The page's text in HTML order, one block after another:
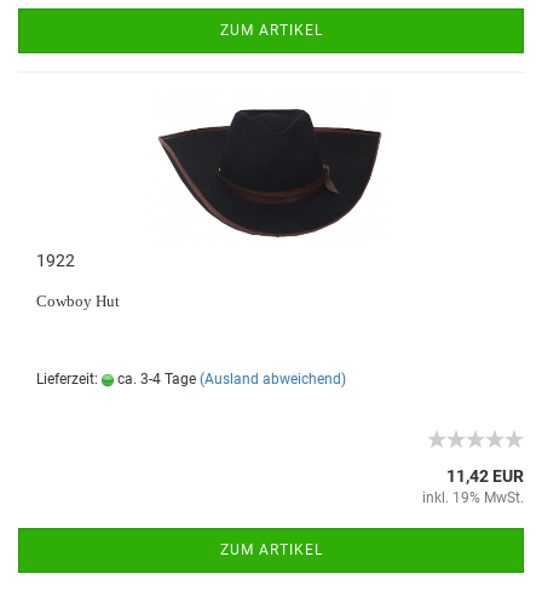
ZUM ARTIKEL
1922
Cowboy Hut
Lieferzeit: ca. 3-4 Tage (Ausland abweichend)
11,42 EUR
inkl. 19% MwSt.
ZUM ARTIKEL